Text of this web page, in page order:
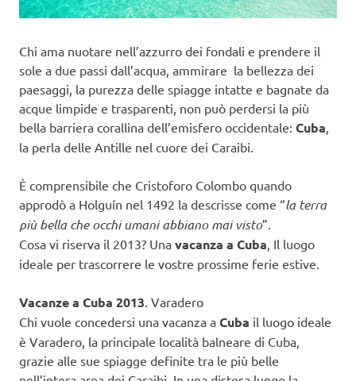
Chi ama nuotare nell’azzurro dei fondali e prendere il
sole a due passi dall’acqua, ammirare la bellezza dei
paesaggi, la purezza delle spiagge intatte e bagnate da
acque limpide e trasparenti, non può perdersi la più
bella barriera corallina dell’emisfero occidentale: Cuba,
la perla delle Antille nel cuore dei Caraibi.
È comprensibile che Cristoforo Colombo quando
approdò a Holguín nel 1492 la descrisse come “la terra
più bella che occhi umani abbiano mai visto”.
Cosa vi riserva il 2013? Una vacanza a Cuba, Il luogo
ideale per trascorrere le vostre prossime ferie estive.
Vacanze a Cuba 2013. Varadero
Chi vuole concedersi una vacanza a Cuba il luogo ideale
è Varadero, la principale località balneare di Cuba,
grazie alle sue spiagge definite tra le più belle